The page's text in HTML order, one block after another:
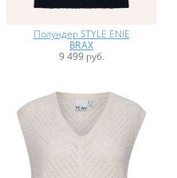
Полундер STYLE ENIE
BRAX
9 499 руб.